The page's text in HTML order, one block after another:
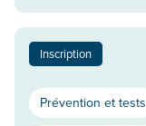
Inscription
Prévention et tests